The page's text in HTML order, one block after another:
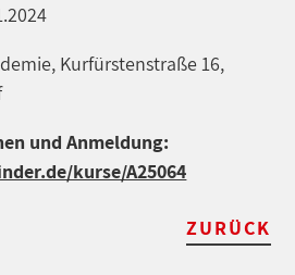
Kurfürstenstraße 16,
und Anmeldung:
kurse/A25064
ZURÜCK